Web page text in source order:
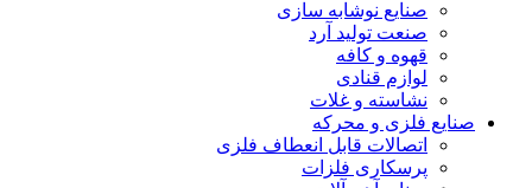
صنایع نوشابه سازی
صنعت تولید آرد
قهوه و کافه
لوازم قنادی
نشاسته و غلات
صنایع فلزی و محرکه
اتصالات قابل انعطاف فلزی
پرسکاری فلزات